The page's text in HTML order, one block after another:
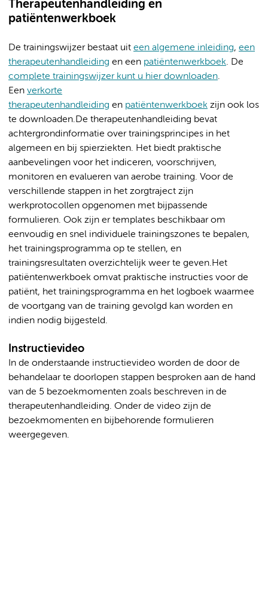
Therapeutenhandleiding en
patiëntenwerkboek
De trainingswijzer bestaat uit een algemene inleiding, een
therapeutenhandleiding en een patiëntenwerkboek. De
complete trainingswijzer kunt u hier downloaden.
Een verkorte
therapeutenhandleiding en patiëntenwerkboek zijn ook los
te downloaden.De therapeutenhandleiding bevat
achtergrondinformatie over trainingsprincipes in het
algemeen en bij spierziekten. Het biedt praktische
aanbevelingen voor het indiceren, voorschrijven,
monitoren en evalueren van aerobe training. Voor de
verschillende stappen in het zorgtraject zijn
werkprotocollen opgenomen met bijpassende
formulieren. Ook zijn er templates beschikbaar om
eenvoudig en snel individuele trainingszones te bepalen,
het trainingsprogramma op te stellen, en
trainingsresultaten overzichtelijk weer te geven.Het
patiëntenwerkboek omvat praktische instructies voor de
patiënt, het trainingsprogramma en het logboek waarmee
de voortgang van de training gevolgd kan worden en
indien nodig bijgesteld.
Instructievideo
In de onderstaande instructievideo worden de door de
behandelaar te doorlopen stappen besproken aan de hand
van de 5 bezoekmomenten zoals beschreven in de
therapeutenhandleiding. Onder de video zijn de
bezoekmomenten en bijbehorende formulieren
weergegeven.